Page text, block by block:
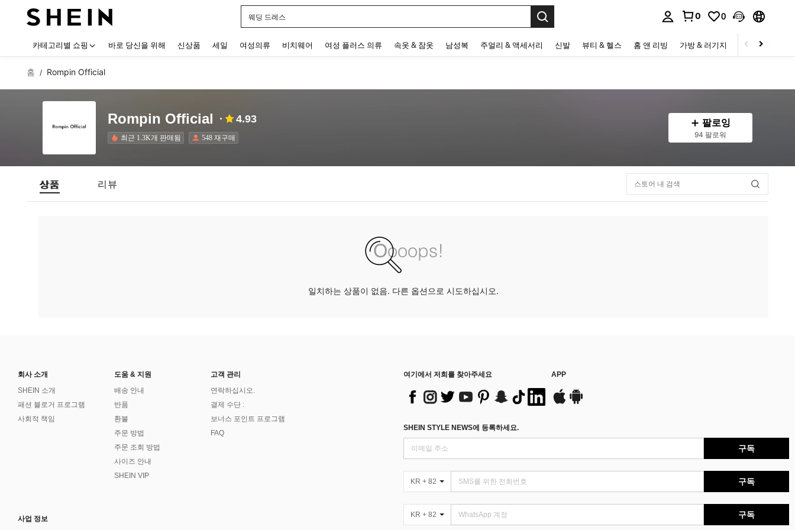
웨딩 드레스
0 0
카테고리별 쇼핑 바로 당신을 위해 신상품 세일 여성의류 비치웨어 여성 플러스 의류 속옷 & 잠옷 남성복 주얼리 & 액세서리 신발 뷰티 & 헬스 홈 앤 리빙 가방 & 러기지 스포츠 & 아웃
홈 / Rompin Official
Rompin Official 4.93
최근 1.3K개 판매됨 548 재구매
팔로잉
94 팔로워
상품 리뷰
일치하는 상품이 없음. 다른 옵션으로 시도하십시오.
회사 소개
SHEIN 소개
패션 블로거 프로그램
사회적 책임
도움 & 지원
배송 안내
반품
환불
주문 방법
주문 조회 방법
사이즈 안내
SHEIN VIP
고객 관리
연락하십시오.
결제 수단 :
보너스 포인트 프로그램
FAQ
사업 정보
여기에서 저희를 찾아주세요 APP
SHEIN STYLE NEWS에 등록하세요.
구독
KR + 82 구독
KR + 82 구독